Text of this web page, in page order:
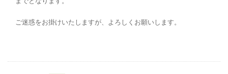
ご迷惑をお掛けいたしますが、よろしくお願いします。